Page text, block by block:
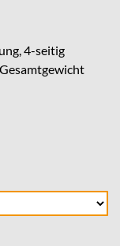
4-seitig